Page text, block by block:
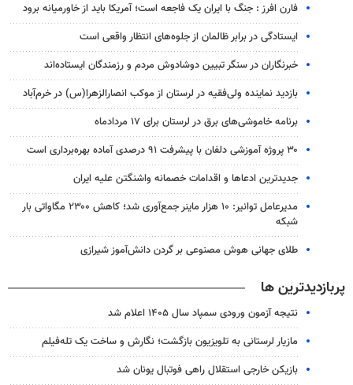
فارن افرز : جنگ با ایران یک فاجعه است؛ آمریکا باید از خاورمیانه برود
ایستادگی در برابر ظالمان از جلوه‌های انتظار واقعی است
خبرنگاران در سنگر تبیین دوشادوش مردم و رزمندگان ایستاده‌اند
بازدید نماینده ولی‌فقیه در لرستان از موکب انصارالزهرا(س) در خرم‌آباد
برنامه خاموشی‌های برق در لرستان برای ۱۷ مردادماه
۳۰ پروژه آموزشی دلفان با پیشرفت ۹۱ درصدی آماده بهره‌برداری است
جدیدترین ادعاها و اقدامات خصمانه واشنگتن علیه ایران
مدیرعامل توانیر: ۱۰ هزار ماینر جمع‌آوری شد؛ کاهش ۲۳۰۰ مگاواتی بار
شبکه
طلای جهانی هوش مصنوعی بر گردن دانش‌آموز شیرازی
پربازدیدترین ها
نتیجه آزمون ورودی سمپاد سال ۱۴۰۵ اعلام شد
مازیار لرستانی به تلویزیون بازگشت؛ نگارش و ساخت یک تله‌فیلم
بازیکن خارجی استقلال راهی فوتبال یونان شد